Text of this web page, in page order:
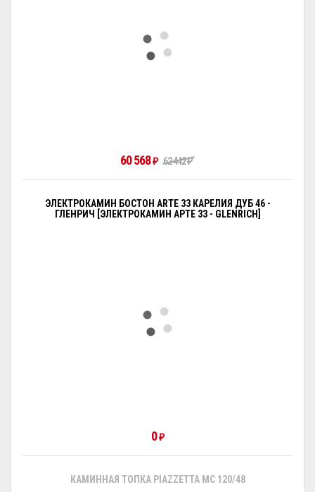
60 568₽ 62 442₽
ЭЛЕКТРОКАМИН БОСТОН ARTE 33 КАРЕЛИЯ ДУБ 46 -
ГЛЕНРИЧ [ЭЛЕКТРОКАМИН АРТЕ 33 - GLENRICH]
0₽
КАМИННАЯ ТОПКА PIAZZETTA MC 120/48